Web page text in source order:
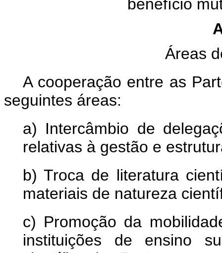
benefício
Áreas
A cooperação entre as
seguintes áreas:
a) Intercâmbio de
relativas à gestão e
b) Troca de literatura
materiais de natureza
c) Promoção da
instituições de ensino